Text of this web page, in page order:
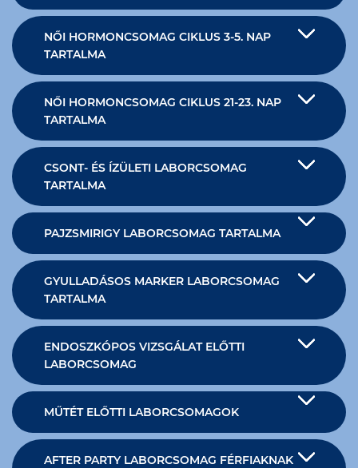
NŐI HORMONCSOMAG CIKLUS 3-5. NAP
TARTALMA
NŐI HORMONCSOMAG CIKLUS 21-23. NAP
TARTALMA
CSONT- ÉS ÍZÜLETI LABORCSOMAG
TARTALMA
PAJZSMIRIGY LABORCSOMAG TARTALMA
GYULLADÁSOS MARKER LABORCSOMAG
TARTALMA
ENDOSZKÓPOS VIZSGÁLAT ELŐTTI
LABORCSOMAG
MŰTÉT ELŐTTI LABORCSOMAGOK
AFTER PARTY LABORCSOMAG FÉRFIAKNAK